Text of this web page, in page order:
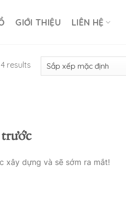
GIỚI THIỆU LIÊN HỆ
results
xây dựng và sẽ sớm ra mắt!